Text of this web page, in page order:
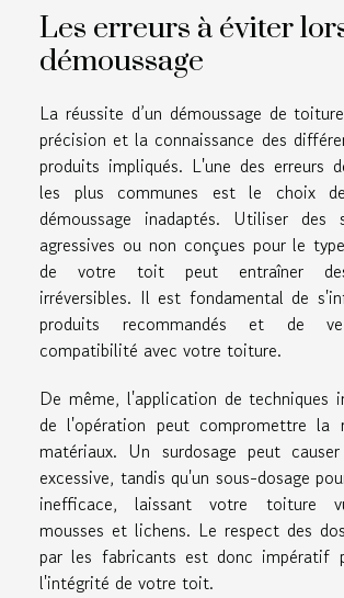
Les erreurs à éviter
démoussage
La réussite d’un démoussage de
précision et la connaissance des
produits impliqués. L'une des erreurs
les plus communes est le choix
démoussage inadaptés. Utiliser des
agressives ou non conçues pour le
de votre toit peut entraîner des
irréversibles. Il est fondamental de
produits recommandés et de
compatibilité avec votre toiture.
De même, l'application de techniques
de l'opération peut compromettre la
matériaux. Un surdosage peut
excessive, tandis qu'un sous-dosage
inefficace, laissant votre toiture
mousses et lichens. Le respect des
par les fabricants est donc impératif
l'intégrité de votre toit.